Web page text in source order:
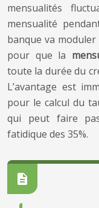
mensualités
mensualité
banque va
pour que la
toute la durée du
L’avantage est
pour le calcul du
qui peut faire
fatidique des 35%.